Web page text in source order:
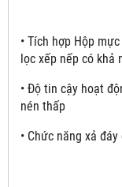
• Tích hợp Hộp
lọc xếp nếp có khả
• Độ tin cậy hoạt
nén thấp
• Chức năng xả đáy